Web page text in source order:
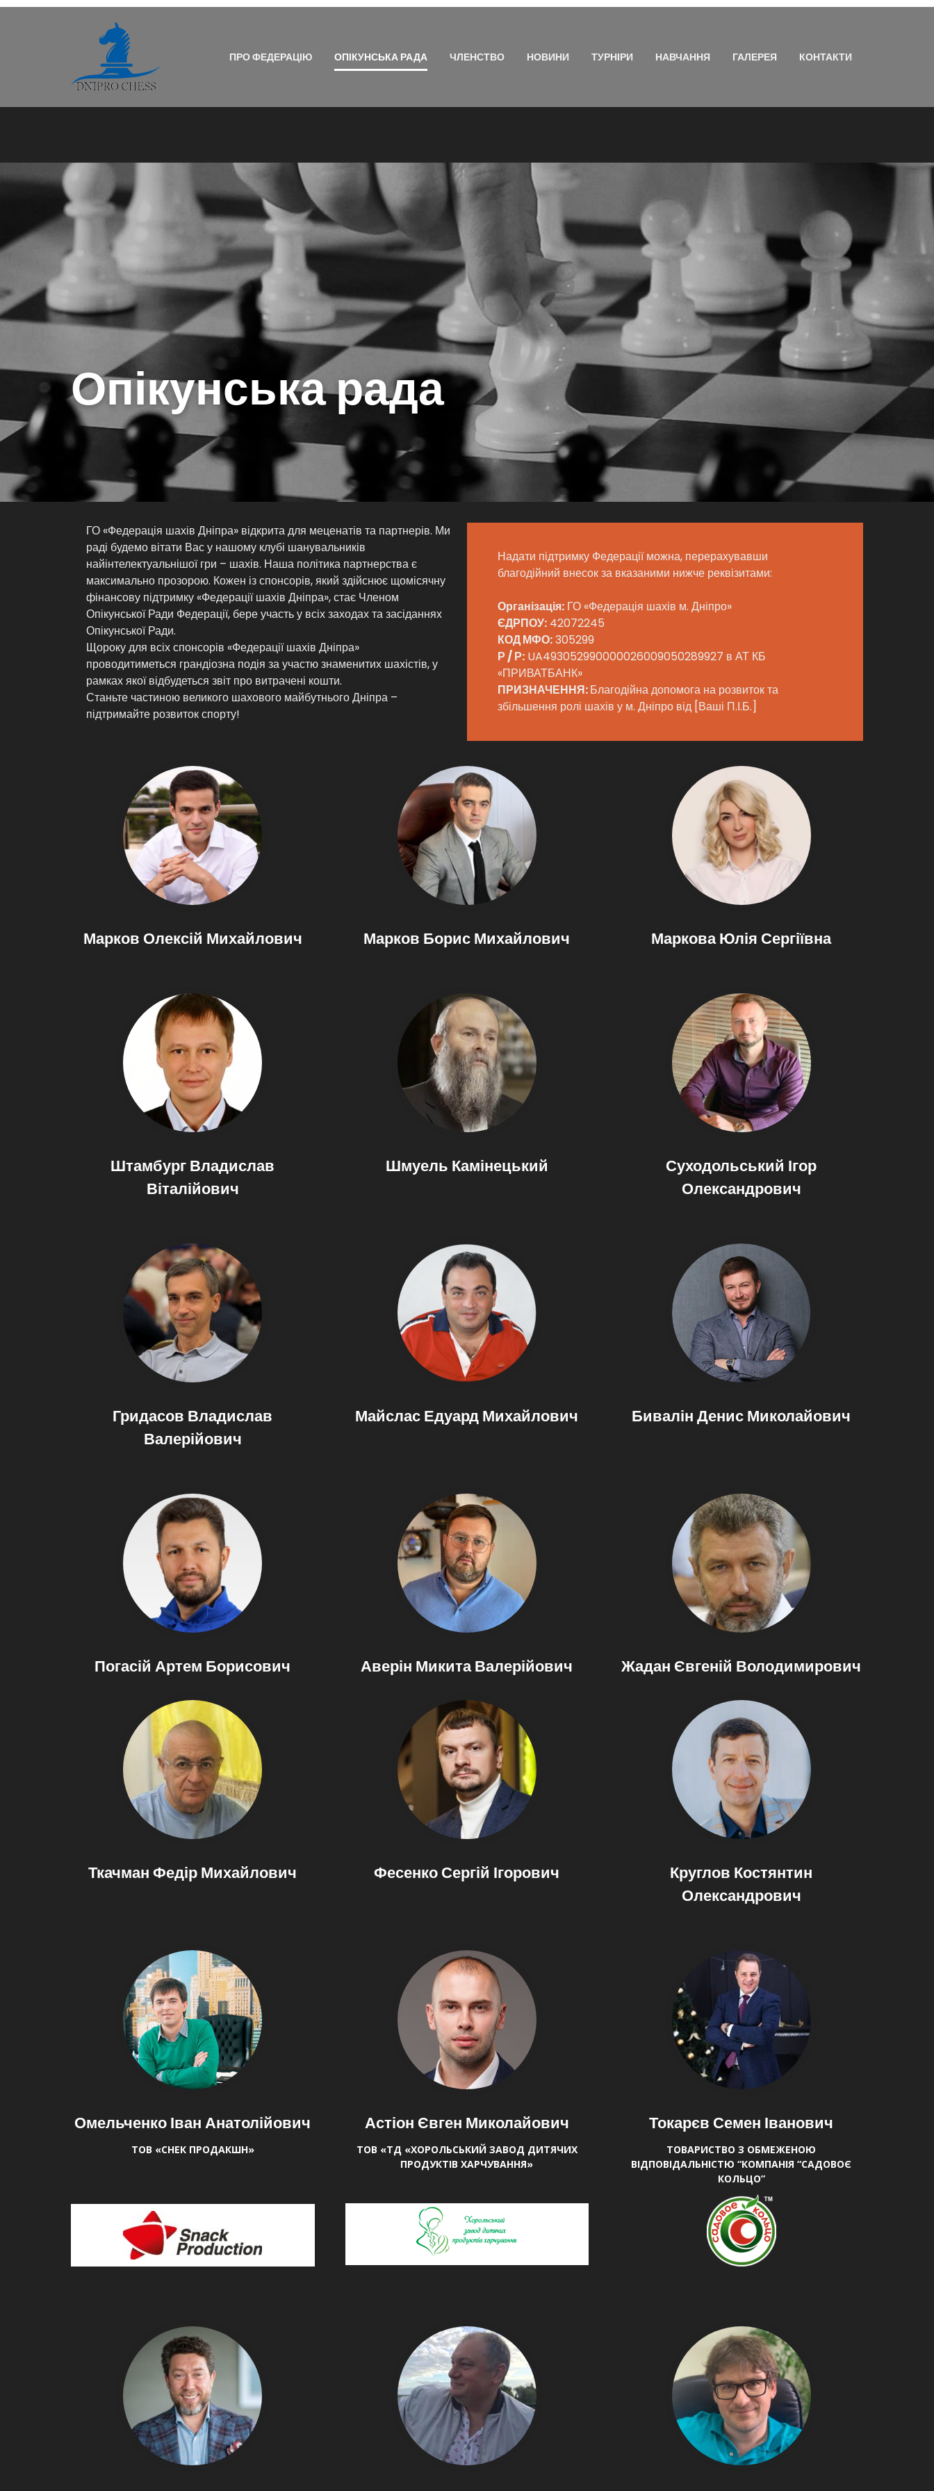
ПРО ФЕДЕРАЦІЮ ОПІКУНСЬКА РАДА ЧЛЕНСТВО НОВИНИ ТУРНІРИ НАВЧАННЯ ГАЛЕРЕЯ КОНТАКТИ
Опікунська рада
ГО «Федерація шахів Дніпра» відкрита для меценатів та партнерів. Ми
раді будемо вітати Вас у нашому клубі шанувальників
найінтелектуальнішої гри – шахів. Наша політика партнерства є
максимально прозорою. Кожен із спонсорів, який здійснює щомісячну
фінансову підтримку «Федерації шахів Дніпра», стає Членом
Опікунської Ради Федерації, бере участь у всіх заходах та засіданнях
Опікунської Ради.
Щороку для всіх спонсорів «Федерації шахів Дніпра»
проводитиметься грандіозна подія за участю знаменитих шахістів, у
рамках якої відбудеться звіт про витрачені кошти.
Станьте частиною великого шахового майбутнього Дніпра –
підтримайте розвиток спорту!
Надати підтримку Федерації можна, перерахувавши
благодійний внесок за вказаними нижче реквізитами:
Організація: ГО «Федерація шахів м. Дніпро»
ЄДРПОУ: 42072245
КОД МФО:305299
Р / Р: UA493052990000026009050289927 в АТ КБ
«ПРИВАТБАНК»
ПРИЗНАЧЕННЯ:Благодійна допомога на розвиток та
збільшення ролі шахів у м. Дніпро від [Ваші П.І.Б.]
Марков Олексій Михайлович Марков Борис Михайлович Маркова Юлія Сергіївна
Штамбург Владислав
Віталійович
Шмуель Камінецький
Суходольський Ігор
Олександрович
Гридасов Владислав
Валерійович
Майслас Едуард Михайлович Бивалін Денис Миколайович
Погасій Артем Борисович
Ткачман Федір Михайлович
Аверін Микита Валерійович
Фесенко Сергій Ігорович
Жадан Євгеній Володимирович
Круглов Костянтин
Олександрович
Омельченко Іван Анатолійович
ТОВ «СНЕК ПРОДАКШН»
Астіон Євген Миколайович
ТОВ «ТД «ХОРОЛЬСЬКИЙ ЗАВОД ДИТЯЧИХ
ПРОДУКТІВ ХАРЧУВАННЯ»
Токарєв Семен Іванович
ТОВАРИСТВО З ОБМЕЖЕНОЮ
ВІДПОВІДАЛЬНІСТЮ “КОМПАНІЯ “САДОВОЄ
КОЛЬЦО”